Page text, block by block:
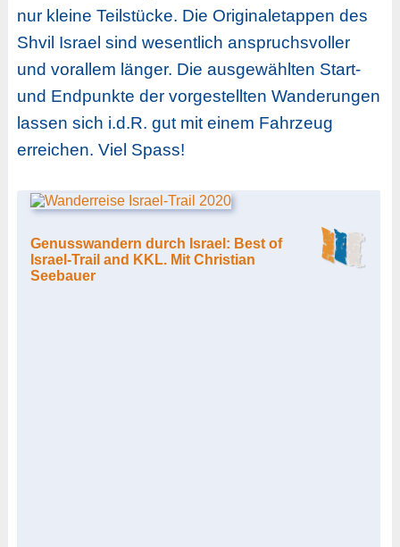
nur kleine Teilstücke. Die Originaletappen des
Shvil Israel sind wesentlich anspruchsvoller
und vorallem länger. Die ausgewählten Start-
und Endpunkte der vorgestellten Wanderungen
lassen sich i.d.R. gut mit einem Fahrzeug
erreichen. Viel Spass!
Genusswandern durch Israel: Best of
Israel-Trail and KKL. Mit Christian
Seebauer